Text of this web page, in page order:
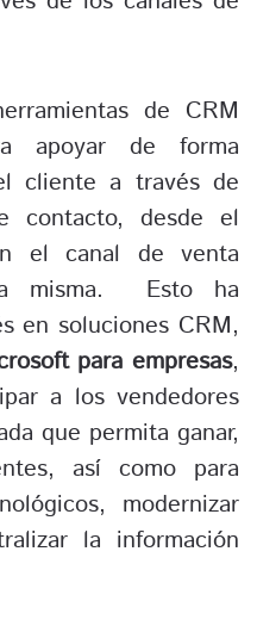
de CRM
apoyar de forma
cliente a través de
contacto, desde el
el canal de venta
misma. Esto ha
en soluciones CRM,
para empresas,
a los vendedores
que permita ganar,
así como para
modernizar
la información